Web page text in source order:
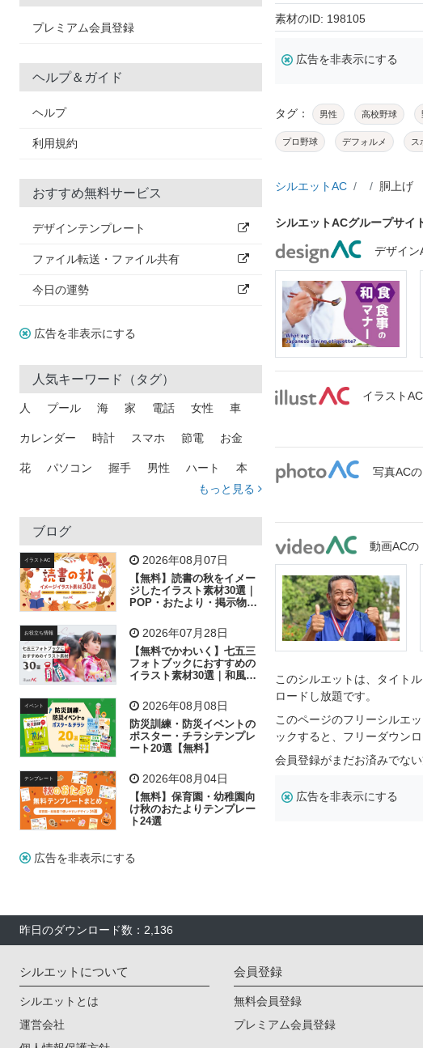
プレミアム会員登録
ヘルプ＆ガイド
ヘルプ
利用規約
おすすめ無料サービス
デザインテンプレート
ファイル転送・ファイル共有
今日の運勢
広告を非表示にする
人気キーワード（タグ）
人 プール 海 家 電話 女性 車
カレンダー 時計 スマホ 節電 お金
花 パソコン 握手 男性 ハート 本
トラック 木
吹き出し
飛行機 グラフ ビル 魚 家族 書類
歩く 工場 会社 太陽 キラキラ
子供 作業員 葉 相談 ピクトグラム
もっと見る
ブログ
イラストAC 2026年08月07日
【無料】読書の秋をイメー
ジしたイラスト素材30選｜
POP・おたより・掲示物に
お役立ち情報 2026年07月28日
【無料でかわいく】七五三
フォトブックにおすすめの
イラスト素材30選｜和風の
イベント 2026年08月08日
防災訓練・防災イベントの
ポスター・チラシテンプレ
ート20選【無料】
テンプレート 2026年08月04日
【無料】保育園・幼稚園向
け秋のおたよりテンプレー
ト24選
広告を非表示にする
素材のID: 198105
広告を非表示にする
タグ： 男性 高校野球
プロ野球 デフォルメ ス
シルエットAC 胴上げ
シルエットACグループサイ
デザイン
イラスト
写真AC
動画ACの
このシルエットは、タイト
ロードし放題です。
このページのフリーシルエ
ックすると、フリーダウン
会員登録がまだお済みでない
広告を非表示にする
昨日のダウンロード数：2,136
シルエットについて
シルエットとは
運営会社
会員登録
無料会員登録
プレミアム会員登録